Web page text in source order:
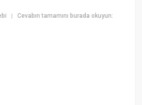
|Cevabın tamamını burada okuyun: